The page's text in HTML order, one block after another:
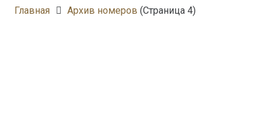
Главная Архив номеров (Страница 4)